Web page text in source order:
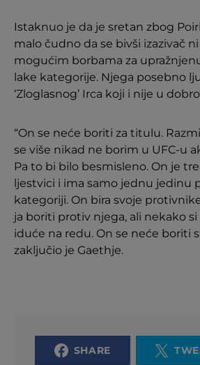
Istaknuo je da je sretan zbog
malo čudno da se bivši izazivač
mogućim borbama za
lake kategorije. Njega posebno
‘Zloglasnog’ Irca koji i nije u
“On se neće boriti za titulu.
se više nikad ne borim u UFC-u
Pa to bi bilo besmisleno. On je
ljestvici i ima samo jednu jedinu
kategoriji. On bira svoje
ja boriti protiv njega, ali nekako
iduće na redu. On se neće boriti
zaključio je Gaethje.
SHARE